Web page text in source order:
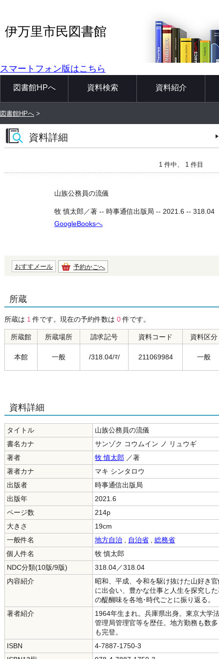
伊万里市民図書館
スマートフォン版はこちら
図書館HPへ 資料検索 資料紹介
図書館HPへ >
資料詳細
1 件中、 1 件目
山族公務員の流儀
牧 慎太郎／著 -- 時事通信出版局 -- 2021.6 -- 318.04
GoogleBooksへ
おすすメール 予約かごへ
所蔵
所蔵は 1 件です。現在の予約件数は 0件です。
所蔵館 所蔵場所 請求記号 資料コード 資料区分
本館 一般 /318.04/ﾏ/ 211069984 一般
資料詳細
タイトル
山族公務員の流儀
書名カナ
サンゾク コウムイン ノ リュウギ
著者
牧 慎太郎 ／著
著者カナ
マキ シンタロウ
出版者
時事通信出版局
出版年
2021.6
ページ数
214p
大きさ
19cm
一般件名
地方自治 自治省
総務省
個人件名
牧 慎太郎
NDC分類(10版/9版)
318.04／318.04
内容紹介
昭和、平成、令和を駆け抜けた山好き
に出会い、豊かな仕事と人生を探究し
の醍醐味を各地･時代ごとに振り返る。
著者紹介
1964年生まれ。兵庫県出身。東京大学
管理局管理官等を歴任。地方勤務も数
も完登。
ISBN
4-7887-1750-3